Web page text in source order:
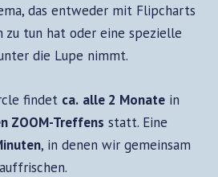
, das entweder mit Flipcharts
zu tun hat oder eine spezielle
die Lupe nimmt.
findet ca. alle 2 Monate in
ZOOM-Treffens statt. Eine
, in denen wir gemeinsam